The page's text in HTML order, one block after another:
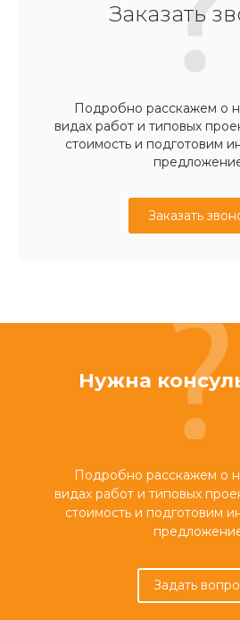
Заказать
Подробно расскажем о
видах работ и типовых
стоимость и подготовим
Заказать
Нужна
Подробно расскажем о
видах работ и типовых
стоимость и подготовим
Задать